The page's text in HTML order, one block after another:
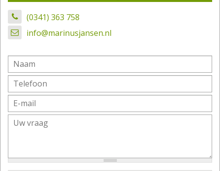
(0341) 363 758
info@marinusjansen.nl